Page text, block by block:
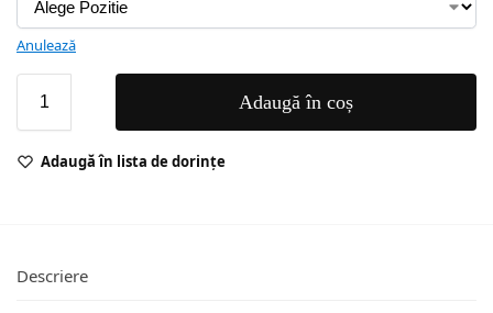
Anulează
Adaugă în coș
Adaugă în lista de dorințe
Descriere